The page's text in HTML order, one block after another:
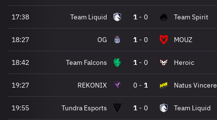
17:38 Team Liquid 1 - 0 Team Spirit
18:27 OG 1 - 0 MOUZ
18:42 Team Falcons 1 - 0 Heroic
19:27 REKONIX 0 - 1 Natus Vincere
19:55 Tundra Esports 1 - 0 Team Liquid